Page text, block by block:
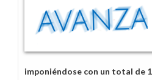
imponiéndose con un total de